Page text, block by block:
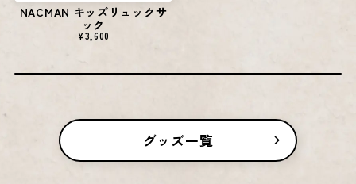
NACMAN キッズリュックサ
ック
¥3,600
グッズ一覧